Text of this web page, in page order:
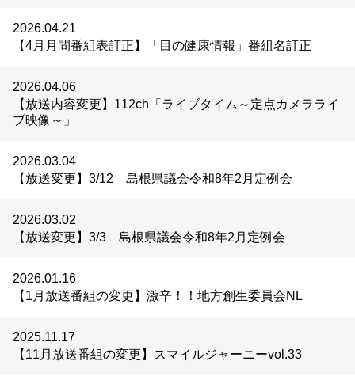
2026.04.21
【4月月間番組表訂正】「目の健康情報」番組名訂正
2026.04.06
【放送内容変更】112ch「ライブタイム～定点カメラライ
ブ映像～」
2026.03.04
【放送変更】3/12 島根県議会令和8年2月定例会
2026.03.02
【放送変更】3/3 島根県議会令和8年2月定例会
2026.01.16
【1月放送番組の変更】激辛！！地方創生委員会NL
2025.11.17
【11月放送番組の変更】スマイルジャーニーvol.33